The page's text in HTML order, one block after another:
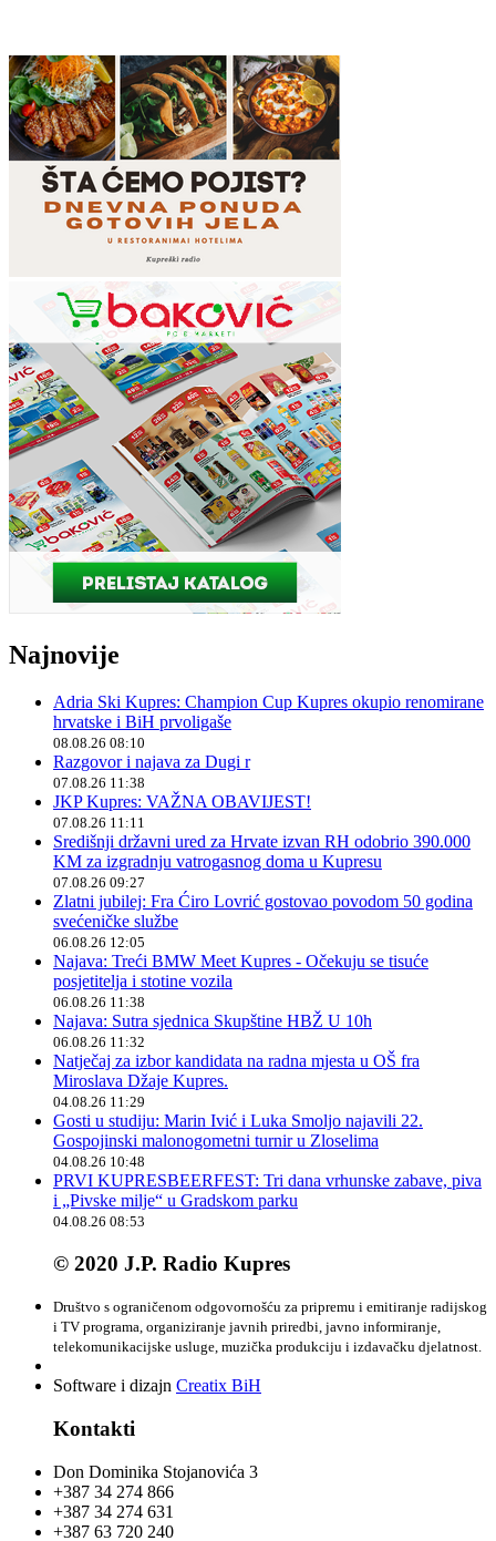
Najnovije
Adria Ski Kupres: Champion Cup Kupres okupio renomirane
hrvatske i BiH prvoligaše
08.08.26 08:10
Razgovor i najava za Dugi r
07.08.26 11:38
JKP Kupres: VAŽNA OBAVIJEST!
07.08.26 11:11
Središnji državni ured za Hrvate izvan RH odobrio 390.000
KM za izgradnju vatrogasnog doma u Kupresu
07.08.26 09:27
Zlatni jubilej: Fra Ćiro Lovrić gostovao povodom 50 godina
svećeničke službe
06.08.26 12:05
Najava: Treći BMW Meet Kupres - Očekuju se tisuće
posjetitelja i stotine vozila
06.08.26 11:38
Najava: Sutra sjednica Skupštine HBŽ U 10h
06.08.26 11:32
Natječaj za izbor kandidata na radna mjesta u OŠ fra
Miroslava Džaje Kupres.
04.08.26 11:29
Gosti u studiju: Marin Ivić i Luka Smoljo najavili 22.
Gospojinski malonogometni turnir u Zloselima
04.08.26 10:48
PRVI KUPRESBEERFEST: Tri dana vrhunske zabave, piva
i „Pivske milje“ u Gradskom parku
04.08.26 08:53
© 2020 J.P. Radio Kupres
Društvo s ograničenom odgovornošću za pripremu i emitiranje radijskog
i TV programa, organiziranje javnih priredbi, javno informiranje,
telekomunikacijske usluge, muzička produkciju i izdavačku djelatnost.
Software i dizajn Creatix BiH
Kontakti
Don Dominika Stojanovića 3
+387 34 274 866
+387 34 274 631
+387 63 720 240